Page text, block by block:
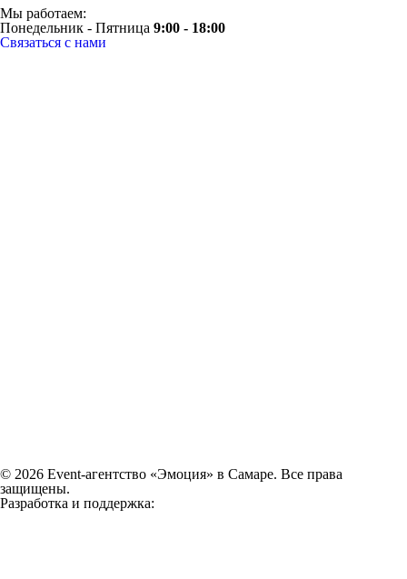
Мы работаем:
Понедельник - Пятница 9:00 - 18:00
Связаться с нами
© 2026 Event-агентство «Эмоция» в Самаре. Все права
защищены.
Разработка и поддержка: